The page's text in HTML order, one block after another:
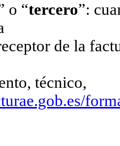
o “tercero”:
de la
técnico,